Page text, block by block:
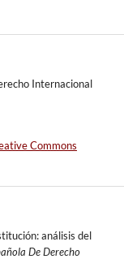
Internacional
Commons
análisis del
De Derecho